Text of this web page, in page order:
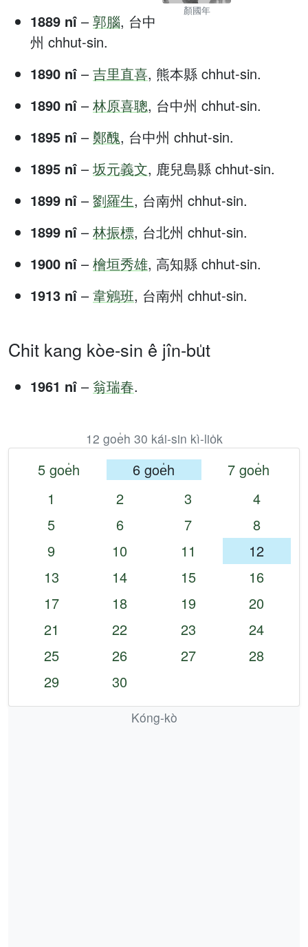
顏國年
1889 nî – 郭腦, 台中
州 chhut-sin.
1890 nî – 吉里直喜, 熊本縣 chhut-sin.
1890 nî – 林原喜聰, 台中州 chhut-sin.
1895 nî – 鄭醜, 台中州 chhut-sin.
1895 nî – 坂元義文, 鹿兒島縣 chhut-sin.
1899 nî – 劉羅生, 台南州 chhut-sin.
1899 nî – 林振標, 台北州 chhut-sin.
1900 nî – 檜垣秀雄, 高知縣 chhut-sin.
1913 nî – 韋鵷班, 台南州 chhut-sin.
Chit kang kòe-sin ê jîn-bu̍t
1961 nî – 翁瑞春.
12 goe̍h 30 kái-sin kì-lio̍k
5 goe̍h 6 goe̍h
7 goe̍h
1
2 3
4
5
6 7
8
9
10 11
12
13
14 15
16
17
18 19
20
21
22 23
24
25
26 27
28
29
30
Kóng-kò